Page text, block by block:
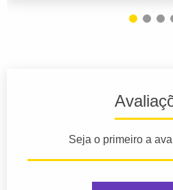
Seja o primeiro a